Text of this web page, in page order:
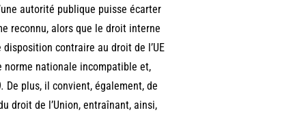
autorité publique puisse écarter
reconnu, alors que le droit interne
contraire au droit de l’UE
norme nationale incompatible et,
De plus, il convient, également, de
droit de l’Union, entraînant, ainsi,